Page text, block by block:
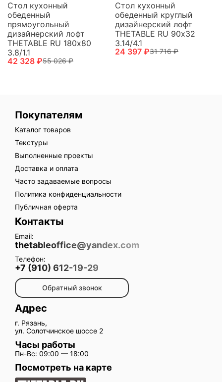
Стол кухонный
обеденный
прямоугольный
дизайнерский лофт
THETABLE RU 180х80
3.8/1.1
42 328 ₽55 026 ₽
Стол кухонный
обеденный круглый
дизайнерский лофт
THETABLE RU 90х32
3.14/4.1
24 397 ₽31 716 ₽
Покупателям
Каталог товаров
Текстуры
Выполненные проекты
Доставка и оплата
Часто задаваемые вопросы
Политика конфиденциальности
Публичная оферта
Контакты
Email:
thetableoffice@yandex.com
Телефон:
+7 (910) 612-19-29
Обратный звонок
Адрес
г. Рязань,
ул. Солотчинское шоссе 2
Часы работы
Пн-Вс: 09:00 — 18:00
Посмотреть на карте